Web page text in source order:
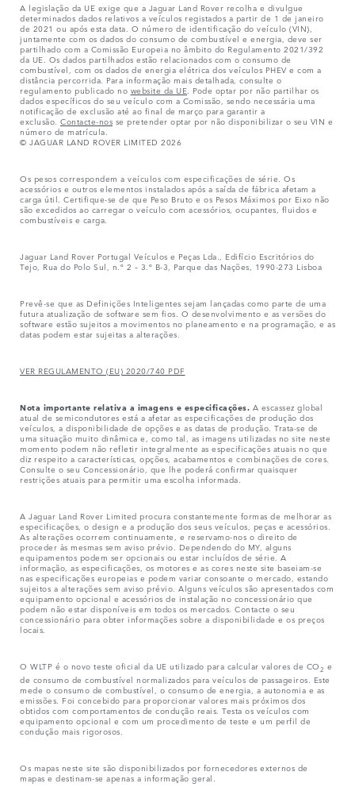
A legislação da UE exige que a Jaguar Land Rover recolha e divulgue
determinados dados relativos a veículos registados a partir de 1 de janeiro
de 2021 ou após esta data. O número de identificação do veículo (VIN),
juntamente com os dados do consumo de combustível e energia, deve ser
partilhado com a Comissão Europeia no âmbito do Regulamento 2021/392
da UE. Os dados partilhados estão relacionados com o consumo de
combustível, com os dados de energia elétrica dos veículos PHEV e com a
distância percorrida. Para informação mais detalhada, consulte o
regulamento publicado no website da UE . Pode optar por não partilhar os
dados específicos do seu veículo com a Comissão, sendo necessária uma
notificação de exclusão até ao final de março para garantir a
exclusão. Contacte-nos se pretender optar por não disponibilizar o seu VIN e
número de matrícula.
© JAGUAR LAND ROVER LIMITED 2026
Os pesos correspondem a veículos com especificações de série. Os
acessórios e outros elementos instalados após a saída de fábrica afetam a
carga útil. Certifique-se de que Peso Bruto e os Pesos Máximos por Eixo não
são excedidos ao carregar o veículo com acessórios, ocupantes, fluidos e
combustíveis e carga.
Jaguar Land Rover Portugal Veículos e Peças Lda., Edifício Escritórios do
Tejo, Rua do Polo Sul, n.º 2 – 3.º B-3, Parque das Nações, 1990-273 Lisboa
Prevê-se que as Definições Inteligentes sejam lançadas como parte de uma
futura atualização de software sem fios. O desenvolvimento e as versões do
software estão sujeitos a movimentos no planeamento e na programação, e as
datas podem estar sujeitas a alterações.
VER REGULAMENTO (EU) 2020/740 PDF
Nota importante relativa a imagens e especificações. A escassez global
atual de semicondutores está a afetar as especificações de produção dos
veículos, a disponibilidade de opções e as datas de produção. Trata-se de
uma situação muito dinâmica e, como tal, as imagens utilizadas no site neste
momento podem não refletir integralmente as especificações atuais no que
diz respeito a características, opções, acabamentos e combinações de cores.
Consulte o seu Concessionário, que lhe poderá confirmar quaisquer
restrições atuais para permitir uma escolha informada.
A Jaguar Land Rover Limited procura constantemente formas de melhorar as
especificações, o design e a produção dos seus veículos, peças e acessórios.
As alterações ocorrem continuamente, e reservamo-nos o direito de
proceder às mesmas sem aviso prévio. Dependendo do MY, alguns
equipamentos podem ser opcionais ou estar incluídos de série. A
informação, as especificações, os motores e as cores neste site baseiam-se
nas especificações europeias e podem variar consoante o mercado, estando
sujeitos a alterações sem aviso prévio. Alguns veículos são apresentados com
equipamento opcional e acessórios de instalação no concessionário que
podem não estar disponíveis em todos os mercados. Contacte o seu
concessionário para obter informações sobre a disponibilidade e os preços
locais.
O WLTP é o novo teste oficial da UE utilizado para calcular valores de CO2 e
de consumo de combustível normalizados para veículos de passageiros. Este
mede o consumo de combustível, o consumo de energia, a autonomia e as
emissões. Foi concebido para proporcionar valores mais próximos dos
obtidos com comportamentos de condução reais. Testa os veículos com
equipamento opcional e com um procedimento de teste e um perfil de
condução mais rigorosos.
Os mapas neste site são disponibilizados por fornecedores externos de
mapas e destinam-se apenas a informação geral.